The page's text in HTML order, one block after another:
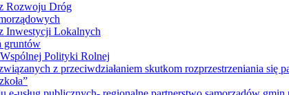
Rozwoju Dróg
Inwestycji Lokalnych
gruntów
Polityki Rolnej
z przeciwdziałaniem skutkom rozprzestrzeniania się